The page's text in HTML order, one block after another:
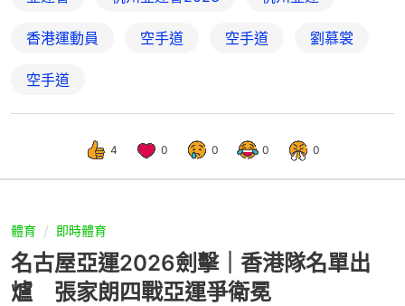
香港運動員 空手道 空手道 劉慕裳
空手道
4 0 0 0 0
體育 即時體育
名古屋亞運2026劍擊｜香港隊名單出
爐 張家朗四戰亞運爭衛冕